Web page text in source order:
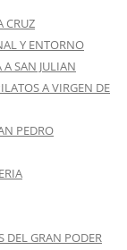
CRUZ
Y ENTORNO
A SAN JULIAN
A VIRGEN DE
PEDRO
DEL GRAN PODER